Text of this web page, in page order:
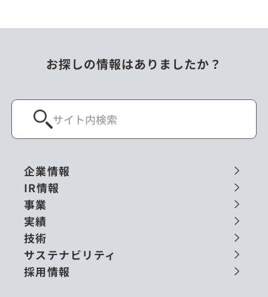
お探しの情報はありましたか？
企業情報
IR情報
事業
実績
技術
サステナビリティ
採用情報